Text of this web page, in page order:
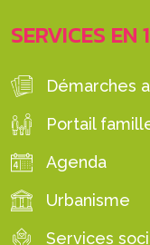
SERVICES EN
Démarches
Portail
Agenda
Urbanisme
Services